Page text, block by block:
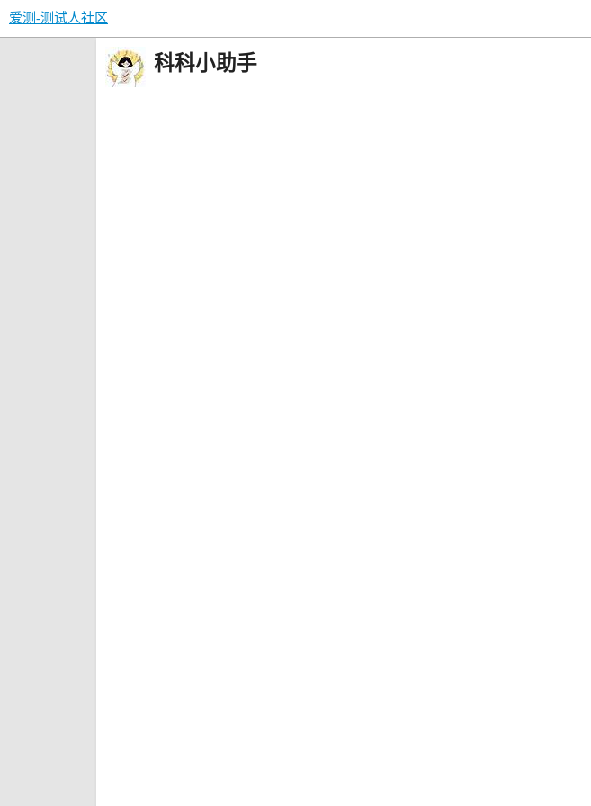
爱测-测试人社区
科科小助手